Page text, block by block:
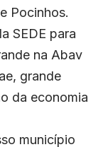
Pocinhos.
SEDE para
na Abav
grande
da economia
município